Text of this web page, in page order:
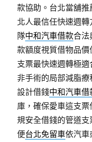
款協助。台北當舖
北人最信任快速週
隊中和汽車借款合法
款額度視質借物品價
支票最快速週轉極
非手術的局部減脂
設計借錢中和汽車借
庫，確保愛車這支票
規安全借錢的管道
便台北免留車依汽車